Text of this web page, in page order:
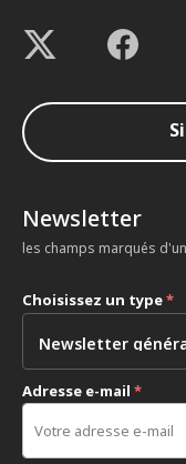
Newsletter
les champs marqués
Choisissez un type*
Adresse e-mail *